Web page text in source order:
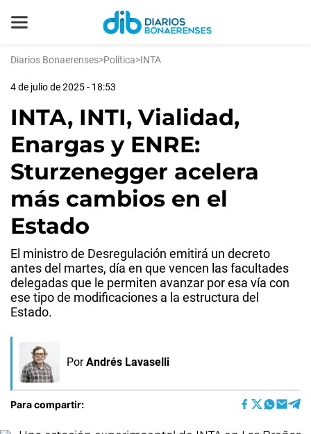
Diarios Bonaerenses>Política>INTA
4 de julio de 2025 - 18:53
INTA, INTI, Vialidad,
Enargas y ENRE:
Sturzenegger acelera
más cambios en el
Estado
El ministro de Desregulación emitirá un decreto
antes del martes, día en que vencen las facultades
delegadas que le permiten avanzar por esa vía con
ese tipo de modificaciones a la estructura del
Estado.
Por Andrés Lavaselli
Para compartir: